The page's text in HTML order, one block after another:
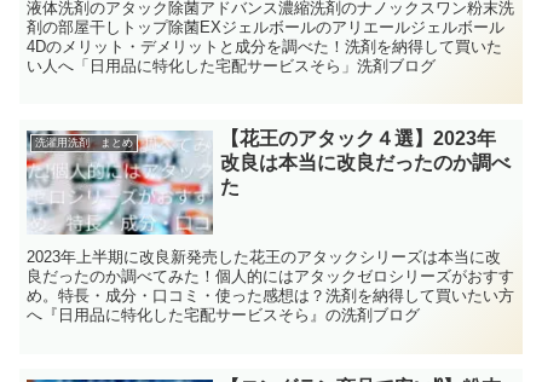
液体洗剤のアタック除菌アドバンス濃縮洗剤のナノックスワン粉末洗
剤の部屋干しトップ除菌EXジェルボールのアリエールジェルボール
4Dのメリット・デメリットと成分を調べた！洗剤を納得して買いた
い人へ「日用品に特化した宅配サービスそら」洗剤ブログ
洗濯用洗剤 まとめ
【花王のアタック４選】2023年
改良は本当に改良だったのか調べ
た
2023年上半期に改良新発売した花王のアタックシリーズは本当に改
良だったのか調べてみた！個人的にはアタックゼロシリーズがおすす
め。特長・成分・口コミ・使った感想は？洗剤を納得して買いたい方
へ『日用品に特化した宅配サービスそら』の洗剤ブログ